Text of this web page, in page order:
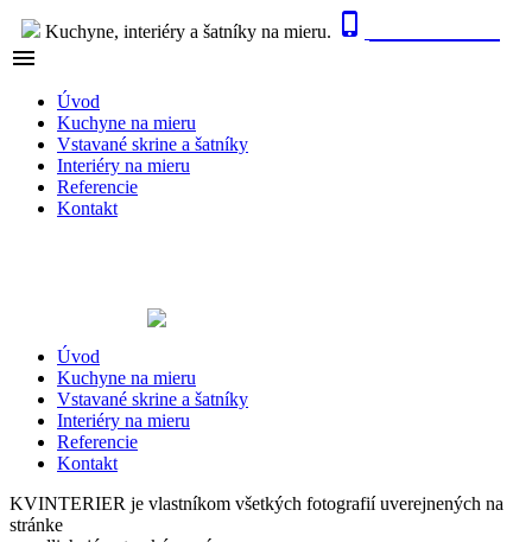
Kuchyne, interiéry a šatníky na mieru. 

Úvod
Kuchyne na mieru
Vstavané skrine a šatníky
Interiéry na mieru
Referencie
Kontakt
Úvod
Kuchyne na mieru
Vstavané skrine a šatníky
Interiéry na mieru
Referencie
Kontakt
KVINTERIER je vlastníkom všetkých fotografií uverejnených na
stránke